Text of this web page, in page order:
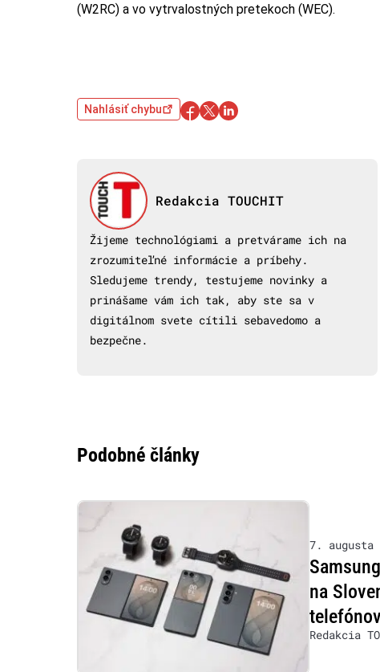
(W2RC) a vo vytrvalostných pretekoch (WEC).
Nahlásiť chybu
Redakcia TOUCHIT
Žijeme technológiami a pretvárame ich na
zrozumiteľné informácie a príbehy.
Sledujeme trendy, testujeme novinky a
prinášame vám ich tak, aby ste sa v
digitálnom svete cítili sebavedomo a
bezpečne.
Podobné články
7. augusta
na
Redakcia